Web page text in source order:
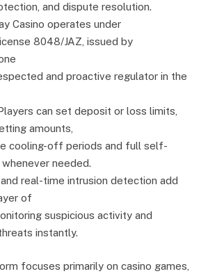
and dispute resolution.
Casino operates under
8048/JAZ, issued by
and proactive regulator in the
can set deposit or loss limits,
amounts,
cooling-off periods and full self-
needed.
real-time intrusion detection add
of
suspicious activity and
instantly.
focuses primarily on casino games,